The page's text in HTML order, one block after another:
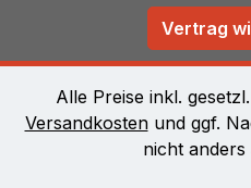
Vertrag
Alle Preise inkl.
Versandkostenund ggf.
nicht anders